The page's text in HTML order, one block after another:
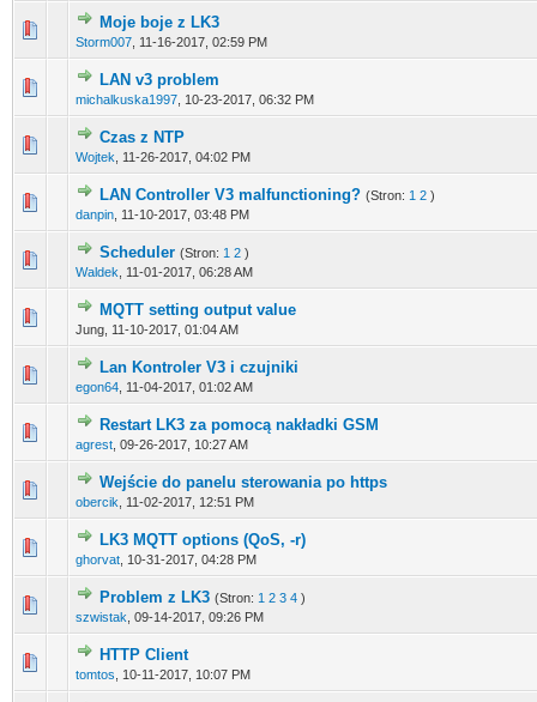
Moje boje z LK3
Storm007 11-16-2017, 02:59 PM
0 głosów - średnia ocena: 0 na 5 gwiazdek
LAN v3 problem
michalkuska1997 10-23-2017, 06:32 PM
0 głosów - średnia ocena: 0 na 5 gwiazdek
Czas z NTP
Wojtek 11-26-2017, 04:02 PM
0 głosów - średnia ocena: 0 na 5 gwiazdek
LAN Controller V3 malfunctioning? (Stron: 1 2 )
danpin 11-10-2017, 03:48 PM
0 głosów - średnia ocena: 0 na 5 gwiazdek
12345
Scheduler (Stron: 1 2 )
Waldek
11-01-2017, 06:28 AM
0 głosów - średnia ocena: 0 na 5 gwiazdek
MQTT setting output value
Jung, 11-10-2017, 01:04 AM
0 głosów - średnia ocena: 0 na 5 gwiazdek
1234
Lan Kontroler V3 i czujniki
egon64 11-04-2017, 01:02 AM
0 głosów - średnia ocena: 0 na 5 gwiazdek
1234
Restart LK3 za pomocą nakładki GSM
agrest 09-26-2017, 10:27 AM
0 głosów - średnia ocena: 0 na 5 gwiazdek
12345
Wejście do panelu sterowania po https
obercik 11-02-2017, 12:51 PM
0 głosów - średnia ocena: 0 na 5 gwiazdek
12345
LK3 MQTT options (QoS, -r)
ghorvat 10-31-2017, 04:28 PM
0 głosów - średnia ocena: 0 na 5 gwiazdek
123 45
Problem z LK3 (Stron: 1 2 3 4 )
szwistak 09-14-2017, 09:26 PM
0 głosów - średnia ocena: 0 na 5 gwiazdek
1 2 3 4 5
HTTP Client
tomtos 10-11-2017, 10:07 PM
0 głosów - średnia ocena: 0 na 5 gwiazdek